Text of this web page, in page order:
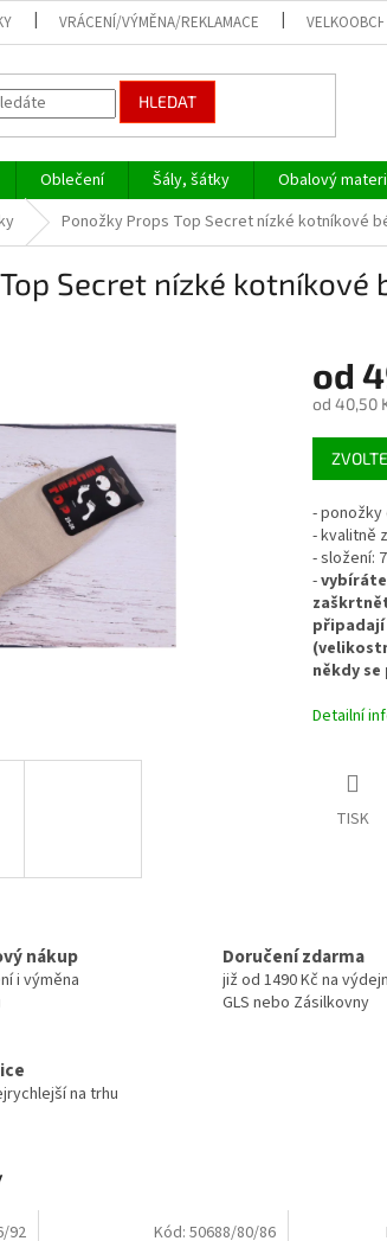
VRÁCENÍ/VÝMĚNA/REKLAMACE
HLEDAT
Oblečení Šály, šátky Obalový
Ponožky Props Top Secret nízké kotníkové
Secret nízké kotníkové
od
od 40,50
Měrná
cena:
- ponožky
- kvalitně
- složení:
-
připadají
někdy
Detailní
TISK
nákup
i výměna
Doručení zdarma
již od 1490 Kč na
GLS nebo Zásilkovny
na trhu
92 Kód: 50688/80/86